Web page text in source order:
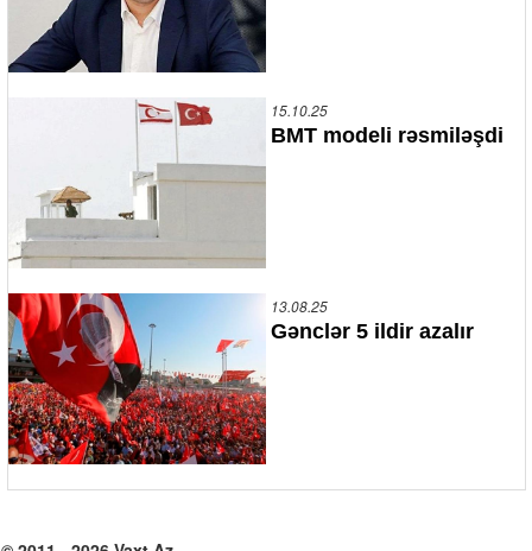
15.10.25
BMT modeli rəsmiləşdi
13.08.25
Gənclər 5 ildir azalır